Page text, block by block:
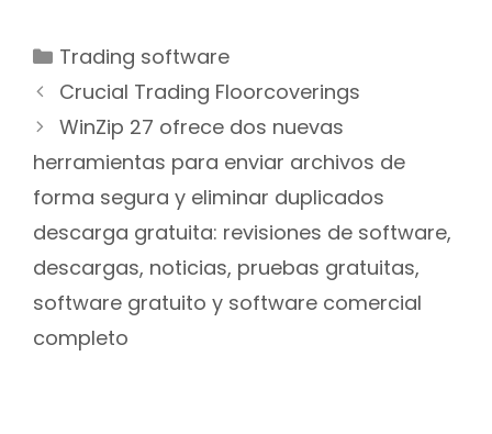
Categorías
Trading software
Navegación
de
entradas
Crucial Trading Floorcoverings
WinZip 27 ofrece dos nuevas
herramientas para enviar archivos de
forma segura y eliminar duplicados
descarga gratuita: revisiones de software,
descargas, noticias, pruebas gratuitas,
software gratuito y software comercial
completo